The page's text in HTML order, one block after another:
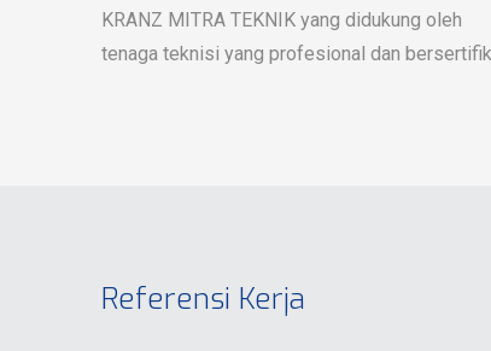
KRANZ MITRA TEKNIK yang didukung oleh
tenaga teknisi yang profesional dan
Referensi Kerja